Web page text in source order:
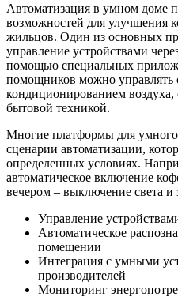
Автоматизация в умном доме
возможностей для улучшения
жильцов. Один из основных
управление устройствами
помощью специальных
помощников можно управлять
кондиционированием воздуха,
бытовой техникой.
Многие платформы для умного
сценарии автоматизации,
определенных условиях.
автоматическое включение
вечером – выключение света
Управление
Автоматическое
помещении
Интеграция с умными
производителей
Мониторинг